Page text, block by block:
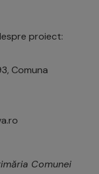
proiect:
Comuna
Comunei